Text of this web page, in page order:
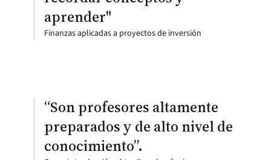
aprender"
Finanzas aplicadas a proyectos de inversión
“Son profesores altamente
preparados y de alto nivel de
conocimiento”.